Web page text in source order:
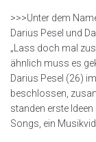
>>>Unter dem
Darius Pesel und
„Lass doch mal
ähnlich muss es
Darius Pesel (26)
beschlossen,
standen erste
Songs, ein